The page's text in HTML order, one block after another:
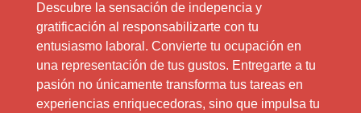
Descubre la sensación de indepencia y
gratificación al responsabilizarte con tu
entusiasmo laboral. Convierte tu ocupación en
una representación de tus gustos. Entregarte a tu
pasión no únicamente transforma tus tareas en
experiencias enriquecedoras, sino que impulsa tu